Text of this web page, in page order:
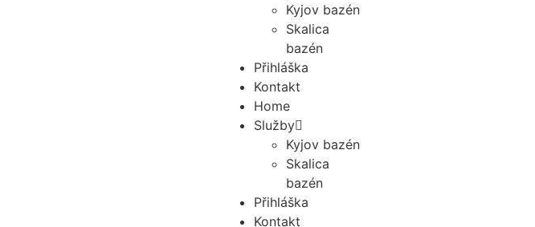
Kyjov bazén
Skalica
bazén
Přihláška
Kontakt
Home
Služby
Kyjov bazén
Skalica
bazén
Přihláška
Kontakt